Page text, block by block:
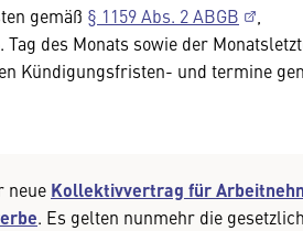
gemäß § 1159 Abs. 2 ABGB
des Monats sowie der
Kündigungsfristen- und termine
neue Kollektivvertrag für
. Es gelten nunmehr die